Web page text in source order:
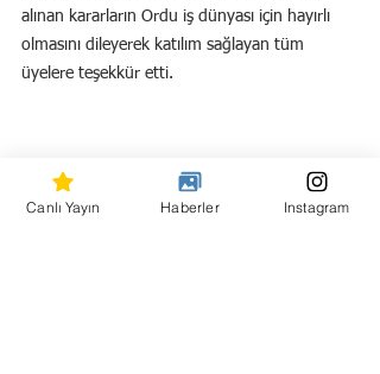
alınan kararların Ordu iş dünyası için hayırlı
olmasını dileyerek katılım sağlayan tüm
üyelere teşekkür etti.
Canlı Yayın Haberler Instagram